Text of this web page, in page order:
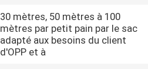
30 mètres, 50 mètres à 100
mètres par petit pain par le sac
adapté aux besoins du client
d'OPP et à